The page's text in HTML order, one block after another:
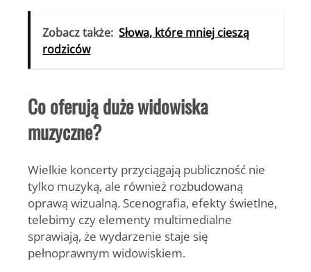
Zobacz także: Słowa, które mniej cieszą
rodziców
Co oferują duże widowiska
muzyczne?
Wielkie koncerty przyciągają publiczność nie
tylko muzyką, ale również rozbudowaną
oprawą wizualną. Scenografia, efekty świetlne,
telebimy czy elementy multimedialne
sprawiają, że wydarzenie staje się
pełnoprawnym widowiskiem.